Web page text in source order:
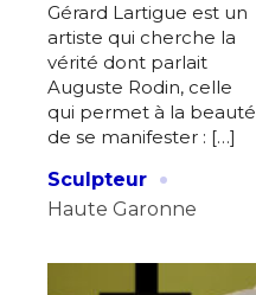
Gérard Lartigue est un
artiste qui cherche la
vérité dont parlait
Auguste Rodin, celle
qui permet à la beauté
de se manifester : […]
Sculpteur ·
Haute Garonne